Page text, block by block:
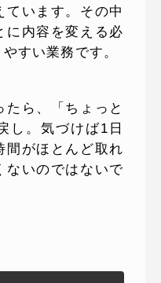
ています。その中
に内容を変える必
すい業務です。
たら、「ちょっと
し。気づけば1日
間がほとんど取れ
いのではないで